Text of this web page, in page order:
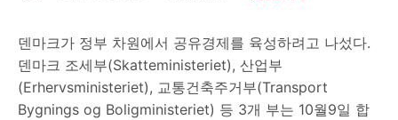
덴마크가 정부 차원에서 공유경제를 육성하려고 나섰다.
덴마크 조세부(Skatteministeriet), 산업부
(Erhervsministeriet), 교통건축주거부(Transport
Bygnings og Boligministeriet) 등 3개 부는 10월9일 합